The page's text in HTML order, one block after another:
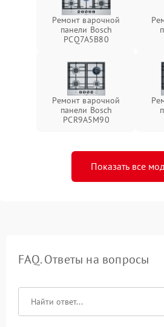
Ремонт варочной
панели Bosch
PCQ7A5B80
Ремонт варочной
панели Bosch
PCR9A5M90
Показать все
FAQ. Ответы на вопросы